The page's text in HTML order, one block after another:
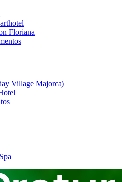
Floriana
Village Majorca)